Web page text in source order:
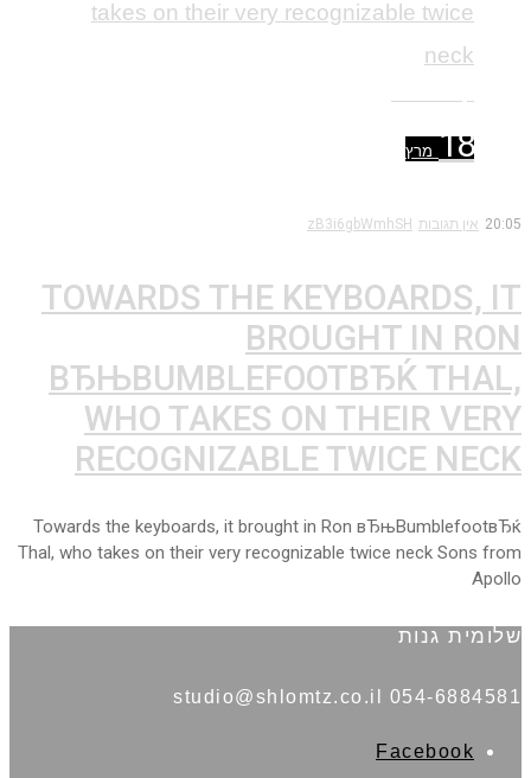
18 מרץ
20:05 אין תגובות zB3i6gbWmhSH
TOWARDS THE KEYBOARDS, IT
BROUGHT IN RON
ВЂЊBUMBLEFOOTВЂЌ THAL,
WHO TAKES ON THEIR VERY
RECOGNIZABLE TWICE NECK
Towards the keyboards, it brought in Ron вЂњBumblefootвЂќ
Thal, who takes on their very recognizable twice neck Sons from
Apollo
שלומית גנות
054-6884581 studio@shlomtz.co.il
Facebook